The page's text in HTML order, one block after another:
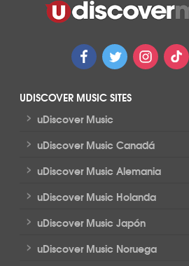
UDISCOVER MUSIC SITES
> uDiscover Music
> uDiscover Music Canadá
> uDiscover Music Alemania
> uDiscover Music Holanda
> uDiscover Music Japón
> uDiscover Music Noruega